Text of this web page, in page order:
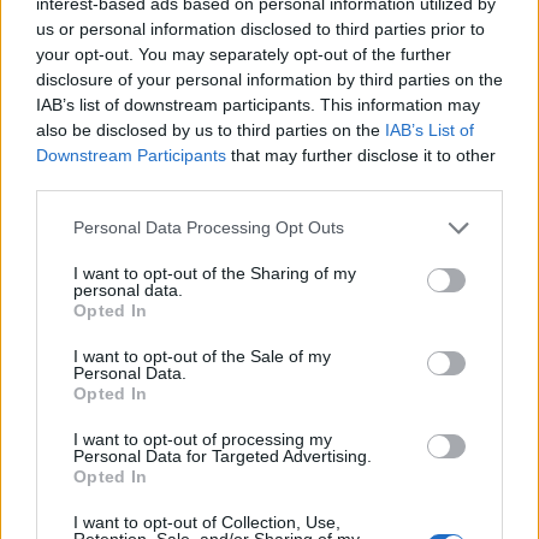
us or personal information disclosed to third parties prior to
your opt-out. You may separately opt-out of the further
disclosure of your personal information by third parties on the
IAB’s list of downstream participants. This information may
also be disclosed by us to third parties on the IAB’s List of
Downstream Participants that may further disclose it to other
Personal Data Processing Opt Outs
I want to opt-out of the Sharing of my
personal data.
Opted In
I want to opt-out of the Sale of my
Personal Data.
Opted In
I want to opt-out of processing my
Personal Data for Targeted Advertising.
Opted In
I want to opt-out of Collection, Use,
Hedén tipsar
2026-08-06 KL. 08:39
Tänker inte på
medaljer
Efter succén på hemma-
VM vill Linnea Stenson
lägga förväntningarna åt
sidan när världseliten
samlas i irländska Limerick
2026-08-06 KL. 08:37
Vallentuna ingen
toppkommun för
Bottenplacering i ny
kartläggning från